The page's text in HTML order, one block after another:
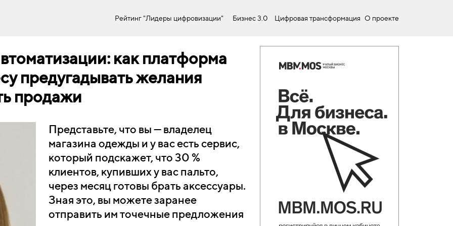
Рейтинг "Лидеры цифровизации" Бизнес 3.0 Цифровая трансформация О проекте
как платформа
предугадывать желания
продажи
Представьте, что вы — владелец
магазина одежды и у вас есть сервис,
который подскажет, что 30 %
клиентов, купивших у вас пальто,
через месяц готовы брать аксессуары.
Зная это, вы можете заранее
отправить им точечные предложения